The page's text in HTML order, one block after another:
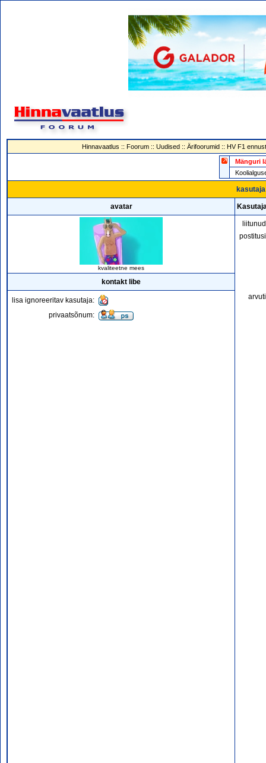
Hinnavaatlus :: Foorum:: Uudised:: Ärifoorumid:: HV F1
Mänguri
avatar
kvaliteetne mees
kontakt libe
lisa ignoreeritav kasutaja:
privaatsõnum: